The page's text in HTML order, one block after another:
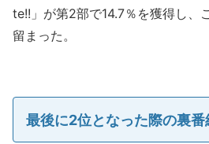
te!!」が第2部で14.7％を獲得し、
留まった。
最後に2位となった際の裏番